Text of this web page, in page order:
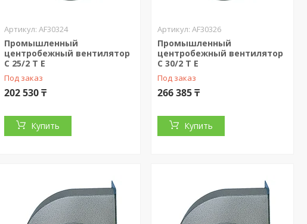
AF30324
Промышленный
центробежный вентилятор
C 25/2 T E
Под заказ
202 530 ₸
Купить
AF30326
Промышленный
центробежный вентилятор
C 30/2 T E
Под заказ
266 385 ₸
Купить